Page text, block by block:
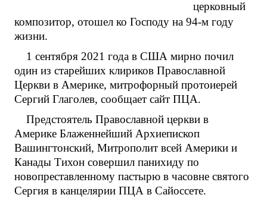
церковный
композитор, отошел ко Господу на 94-м году
жизни.
1 сентября 2021 года в США мирно почил
один из старейших клириков Православной
Церкви в Америке, митрофорный протоиерей
Сергий Глаголев, сообщает сайт ПЦА.
Предстоятель Православной церкви в
Америке Блаженнейший Архиепископ
Вашингтонский, Митрополит всей Америки и
Канады Тихон совершил панихиду по
новопреставленному пастырю в часовне святого
Сергия в канцелярии ПЦА в Сайоссете.